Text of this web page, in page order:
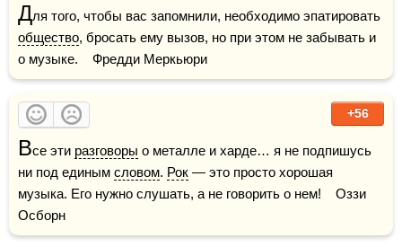
Д
общество, бросать ему вызов, но при этом не забывать и
о музыке.    Фредди Меркьюри
+56
Все эти разговоры о металле и харде… я не подпишусь
ни под единым словом. Рок — это просто хорошая
музыка. Его нужно слушать, а не говорить о нем!    Оззи
Осборн